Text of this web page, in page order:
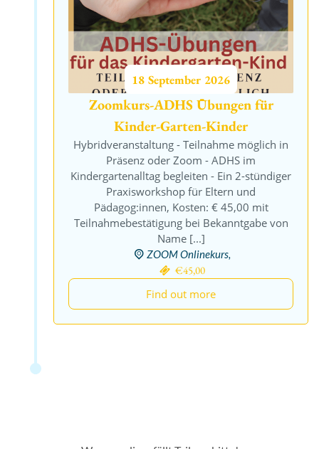
18 September 2026
Zoomkurs-ADHS Übungen für
Kinder-Garten-Kinder
Hybridveranstaltung - Teilnahme möglich in
Präsenz oder Zoom - ADHS im
Kindergartenalltag begleiten - Ein 2-stündiger
Praxisworkshop für Eltern und
Pädagog:innen, Kosten: € 45,00 mit
Teilnahmebestätigung bei Bekanntgabe von
Name [...]
ZOOM Onlinekurs,
€45,00
Find out more